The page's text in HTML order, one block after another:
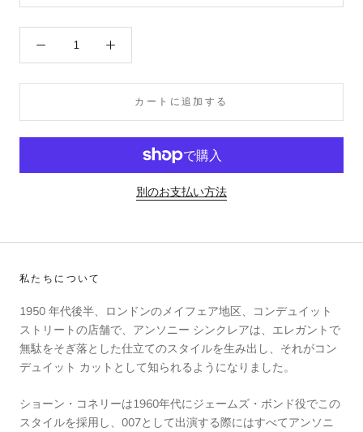
カートに追加する
別のお支払い方法
私たちについて
1950 年代後半、ロンドンのメイフェア地区、コンデュイット
ストリートの店舗で、アンソニー シンクレアは、エレガントで
無駄をそぎ落とした仕立てのスタイルを生み出し、それがコン
デュイット カットとして知られるようになりました。
ショーン・コネリーは1960年代にジェームズ・ボンド役でこの
スタイルを採用し、007として出演する際にはすべてアンソニ